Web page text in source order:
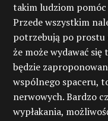
takim ludziom
Przede wszystkim
potrzebują po prostu
że może wydawać
będzie
wspólnego spaceru,
nerwowych. Bardzo
wypłakania,